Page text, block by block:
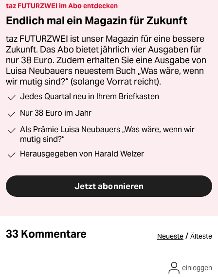
taz FUTURZWEI im Abo entdecken
Endlich mal ein Magazin für Zukunft
taz FUTURZWEI ist unser Magazin für eine bessere
Zukunft. Das Abo bietet jährlich vier Ausgaben für
nur 38 Euro. Zudem erhalten Sie eine Ausgabe von
Luisa Neubauers neuestem Buch „Was wäre, wenn
wir mutig sind?“ (solange Vorrat reicht).
Jedes Quartal neu in Ihrem Briefkasten
Nur 38 Euro im Jahr
Als Prämie Luisa Neubauers „Was wäre, wenn wir
mutig sind?“
Herausgegeben von Harald Welzer
Jetzt abonnieren
33 Kommentare Neueste / Älteste
einloggen